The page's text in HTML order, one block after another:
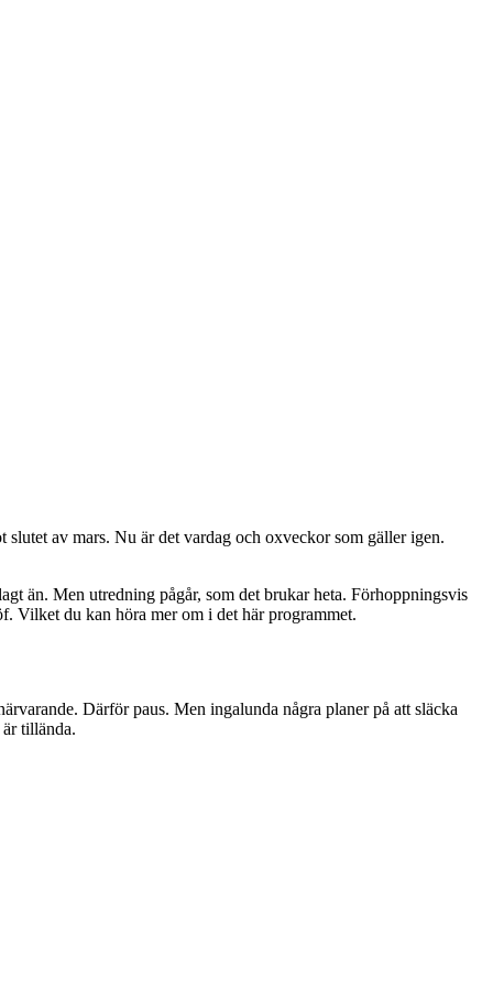
av mars. Nu är det vardag och oxveckor som gäller igen.
än. Men utredning pågår, som det brukar heta. Förhoppningsvis
Vilket du kan höra mer om i det här programmet.
Därför paus. Men ingalunda några planer på att släcka
tillända.